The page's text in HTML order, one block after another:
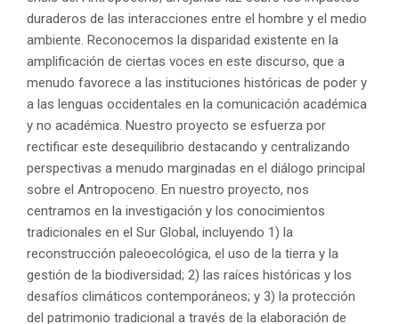
duraderos de las interacciones entre el hombre y el medio
ambiente. Reconocemos la disparidad existente en la
amplificación de ciertas voces en este discurso, que a
menudo favorece a las instituciones históricas de poder y
a las lenguas occidentales en la comunicación académica
y no académica. Nuestro proyecto se esfuerza por
rectificar este desequilibrio destacando y centralizando
perspectivas a menudo marginadas en el diálogo principal
sobre el Antropoceno. En nuestro proyecto, nos
centramos en la investigación y los conocimientos
tradicionales en el Sur Global, incluyendo 1) la
reconstrucción paleoecológica, el uso de la tierra y la
gestión de la biodiversidad; 2) las raíces históricas y los
desafíos climáticos contemporáneos; y 3) la protección
del patrimonio tradicional a través de la elaboración de